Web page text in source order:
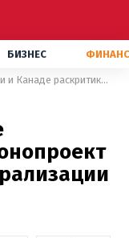
БИЗНЕС
В Германии и Канаде раскритиковали законопроект Зеленского о децентрализации